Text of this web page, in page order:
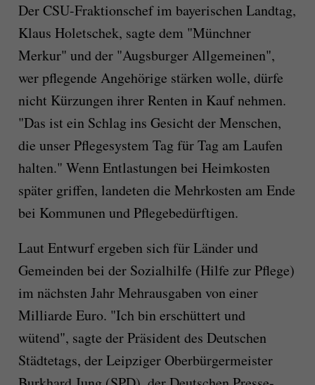
Der CSU-Fraktionschef im bayerischen Landtag,
Klaus Holetschek, sagte dem "Münchner
Merkur" und der "Augsburger Allgemeinen",
wer pflegende Angehörige stärken wolle, dürfe
nicht Kürzungen ihrer Renten in Kauf nehmen.
"Das ist ein Schlag ins Gesicht der Menschen,
die unser Pflegesystem Tag für Tag am Laufen
halten." Wenn Entlastungen bei Heimkosten
später griffen, landeten die Mehrkosten am Ende
bei Kommunen und Pflegebedürftigen.
Laut Entwurf ergeben sich für Länder und
Gemeinden bei der Sozialhilfe (Hilfe zur Pflege)
im nächsten Jahr Mehrausgaben von einer
Milliarde Euro. "Ich bin erschüttert und
wütend", sagte der Präsident des Deutschen
Städtetags, der Leipziger Oberbürgermeister